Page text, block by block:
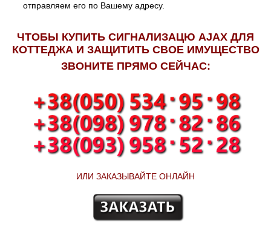
отправляем его по Вашему адресу.
ЧТОБЫ КУПИТЬ СИГНАЛИЗАЦЮ AJAX ДЛЯ
КОТТЕДЖА И ЗАЩИТИТЬ СВОЕ ИМУЩЕСТВО
ЗВОНИТЕ ПРЯМО СЕЙЧАС:
ИЛИ ЗАКАЗЫВАЙТЕ ОНЛАЙН